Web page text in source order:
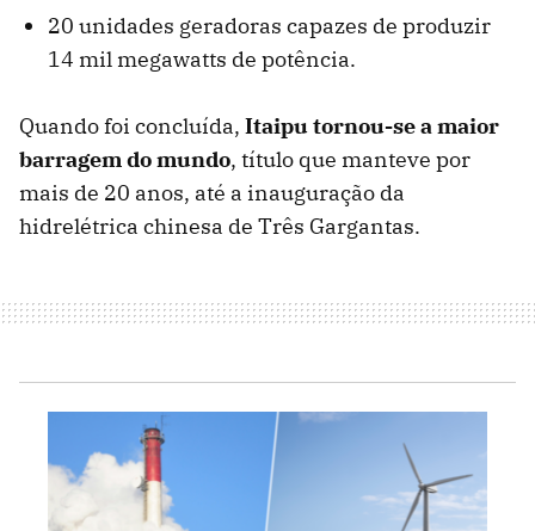
20 unidades geradoras capazes de produzir
14 mil megawatts de potência.
Quando foi concluída, Itaipu tornou-se a maior
barragem do mundo, título que manteve por
mais de 20 anos, até a inauguração da
hidrelétrica chinesa de Três Gargantas.